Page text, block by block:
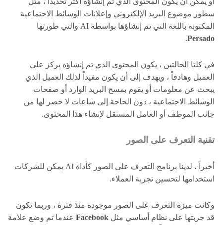
سطور موضوع البريد الإلكتروني وإعلانات الوسائط الاجتماعية
المكتوبة باللغة التي تم إنشاؤها بواسطة AI والتي طورتها
Persado
.
في كلتا الحالتين ، يكون المحتوى الذي تم إنشاؤه يركز على
العميل وهادفاً ، ويهدف إلى أن يكون مفيداً لذلك العميل الذي
يبحث عن معلومات أو يقوم بمسح البريد الوارد أو صفحات
الوسائط الاجتماعية ، دون الحاجة إلى ساعات لا حصر لها من
جانب الموظف أو العامل المستقل لإنشاء هذا المحتوى.
تقنية التعرف على الصور
أخيراً ، لدينا برنامج التعرف على الصور كأداة AI يمكن للشركات
استخدامها لتحسين تجربة العملاء.
وكانت ميزة التعرف على الصور موجودة منذ فترة ، وربما تكون
قد جربتها على نظام أساسي مثل Facebook عندما تم وضع علامة